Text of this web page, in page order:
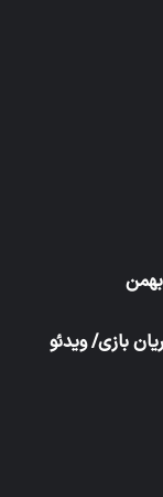
بازی/ ویدئو